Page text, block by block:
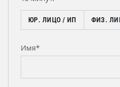
ЮР. ЛИЦО / ИП ФИЗ.
Имя*